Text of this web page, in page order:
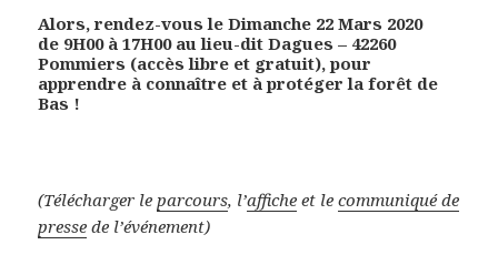
Alors, rendez-vous leDimanche 22 Mars 2020
de 9H00 à 17H00 au lieu-ditDagues – 42260
Pommiers (accès libre et gratuit), pour
apprendre à connaître et à protéger la forêt de
Bas !
(Télécharger le parcours, l’affiche et lecommuniqué de
presse de l’événement)